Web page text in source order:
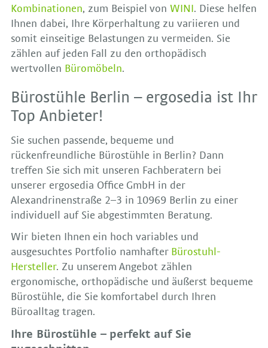
Kombinationen, zum Beispiel vonWINI . Diese helfen
Ihnen dabei, Ihre Körperhaltung zu variieren und
somit einseitige Belastungen zu vermeiden. Sie
zählen auf jeden Fall zu den orthopädisch
wertvollen Büromöbeln.
Bürostühle Berlin – ergosedia ist Ihr
Top Anbieter!
Sie suchen passende, bequeme und
rückenfreundliche Bürostühle in Berlin? Dann
treffen Sie sich mit unseren Fachberatern bei
unserer ergosedia Office GmbH in der
Alexandrinenstraße 2–3 in 10969 Berlin zu einer
individuell auf Sie abgestimmten Beratung.
Wir bieten Ihnen ein hoch variables und
ausgesuchtes Portfolio namhafter Bürostuhl-
Hersteller. Zu unserem Angebot zählen
ergonomische, orthopädische und äußerst bequeme
Bürostühle, die Sie komfortabel durch Ihren
Büroalltag tragen.
Ihre Bürostühle – perfekt auf Sie